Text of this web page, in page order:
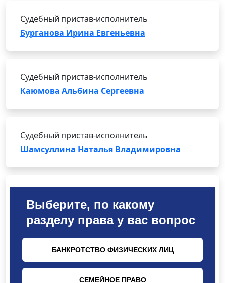
Судебный пристав-исполнитель
Бурганова Ирина Евгеньевна
Судебный пристав-исполнитель
Каюмова Альбина Сергеевна
Судебный пристав-исполнитель
Шамсуллина Наталья Владимировна